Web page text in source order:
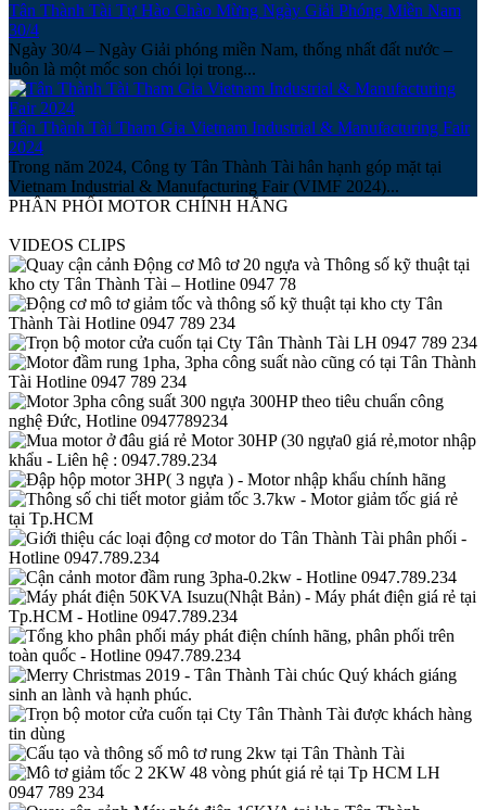
Tân Thành Tài Tự Hào Chào Mừng Ngày Giải Phóng Miền Nam
30/4
Ngày 30/4 – Ngày Giải phóng miền Nam, thống nhất đất nước –
luôn là một mốc son chói lọi trong...
Tân Thành Tài Tham Gia Vietnam Industrial & Manufacturing Fair
2024
Trong năm 2024, Công ty Tân Thành Tài hân hạnh góp mặt tại
Vietnam Industrial & Manufacturing Fair (VIMF 2024)...
PHÂN PHỐI MOTOR CHÍNH HÃNG
VIDEOS CLIPS